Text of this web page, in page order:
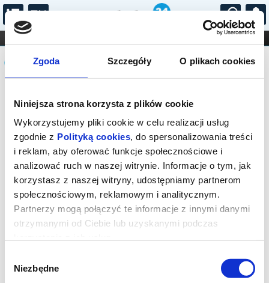
Zgoda Szczegóły O plikach cookies
Niniejsza strona korzysta z plików cookie
Wykorzystujemy pliki cookie w celu realizacji usług
zgodnie z Polityką cookies, do spersonalizowania treści
i reklam, aby oferować funkcje społecznościowe i
analizować ruch w naszej witrynie. Informacje o tym, jak
korzystasz z naszej witryny, udostępniamy partnerom
społecznościowym, reklamowym i analitycznym.
Partnerzy mogą połączyć te informacje z innymi danymi
otrzymanymi od Ciebie lub uzyskanymi podczas
zgody
Niezbędne
...
FILHARMONIA OPERA I BALET
STAND-UP
DLA DZIECI
Komunikat
Sprzedaż on-line została zakończona,
sprawdź dostępność biletów w kasie.